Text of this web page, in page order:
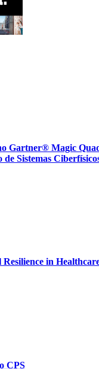
Gartner® Magic
Sistemas
in
CPS